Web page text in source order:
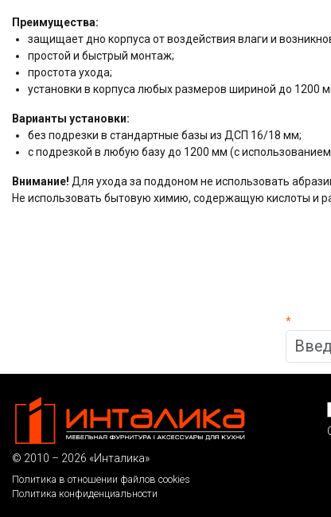
Преимущества:
защищает дно корпуса от воздействия влаги и
простой и быстрый монтаж;
простота ухода;
установки в корпуса любых размеров шириной до 1200
Варианты установки:
без подрезки в стандартные базы из ДСП 16/18 мм;
с подрезкой в любую базу до 1200 мм (с использованием
Внимание! Для ухода за поддоном не использовать
Не использовать бытовую химию, содержащую кислоты и
*
© 2010 – 2026 «Инталика»
Политика в отношении файлов cookies
Политика конфиденциальности